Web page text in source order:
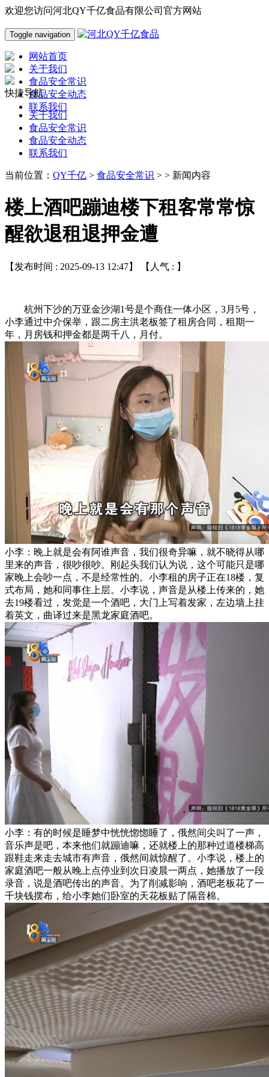
欢迎您访问河北QY千亿食品有限公司官方网站
Toggle navigation
网站首页
关于我们
食品安全常识
食品安全动态
联系我们
快捷导航
关于我们
食品安全常识
食品安全动态
联系我们
当前位置： QY千亿 > 食品安全常识 > > 新闻内容
楼上酒吧蹦迪楼下租客常常惊
醒欲退租退押金遭
【发布时间 : 2025-09-13 12:47】 【人气 : 】
杭州下沙的万亚金沙湖1号是个商住一体小区，3月5号，
小李通过中介保举，跟二房主洪老板签了租房合同，租期一
年，月房钱和押金都是两千八，月付。
小李：晚上就是会有阿谁声音，我们很奇异嘛，就不晓得从哪
里来的声音，很吵很吵。刚起头我们认为说，这个可能只是哪
家晚上会吵一点，不是经常性的。小李租的房子正在18楼，复
式布局，她和同事住上层。小李说，声音是从楼上传来的，她
去19楼看过，发觉是一个酒吧，大门上写着发家，左边墙上挂
着英文，曲译过来是黑龙家庭酒吧。
小李：有的时候是睡梦中恍恍惚惚睡了，俄然间尖叫了一声，
音乐声是吧，本来他们就蹦迪嘛，还就楼上的那种过道楼梯高
跟鞋走来走去城市有声音，俄然间就惊醒了。小李说，楼上的
家庭酒吧一般从晚上点停业到次日凌晨一两点，她播放了一段
录音，说是酒吧传出的声音。为了削减影响，酒吧老板花了一
千块钱摆布，给小李她们卧室的天花板贴了隔音棉。